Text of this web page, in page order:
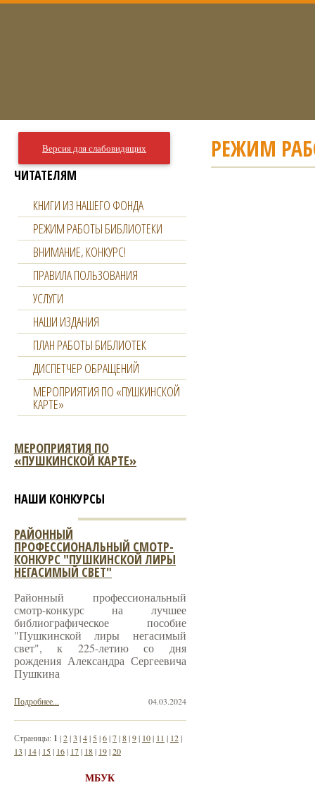
РЕЖИМ
Версия для слабовидящих
ЧИТАТЕЛЯМ
КНИГИ ИЗ НАШЕГО ФОНДА
РЕЖИМ РАБОТЫ БИБЛИОТЕКИ
ВНИМАНИЕ, КОНКУРС!
ПРАВИЛА ПОЛЬЗОВАНИЯ
УСЛУГИ
НАШИ ИЗДАНИЯ
ПЛАН РАБОТЫ БИБЛИОТЕК
ДИСПЕТЧЕР ОБРАЩЕНИЙ
МЕРОПРИЯТИЯ ПО «ПУШКИНСКОЙ
КАРТЕ»
МЕРОПРИЯТИЯ ПО
«ПУШКИНСКОЙ КАРТЕ»
НАШИ КОНКУРСЫ
РАЙОННЫЙ
ПРОФЕССИОНАЛЬНЫЙ СМОТР-
КОНКУРС "ПУШКИНСКОЙ ЛИРЫ
НЕГАСИМЫЙ СВЕТ"
Районный профессиональный
смотр-конкурс на лучшее
библиографическое пособие
"Пушкинской лиры негасимый
свет", к 225-летию со дня
рождения Александра Сергеевича
Пушкина
04.03.2024
Подробнее...
Страницы: 1 |2|3 |4| 5|6|7|8|9| 10| 11 | 12|
13 | 14| 15| 16| 17| 18| 19|20
МБУК